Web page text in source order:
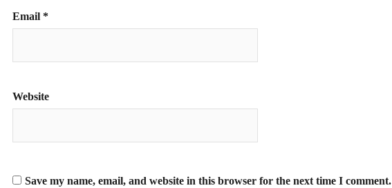
Email *
Website
Save my name, email, and website in this browser for the next time I comment.